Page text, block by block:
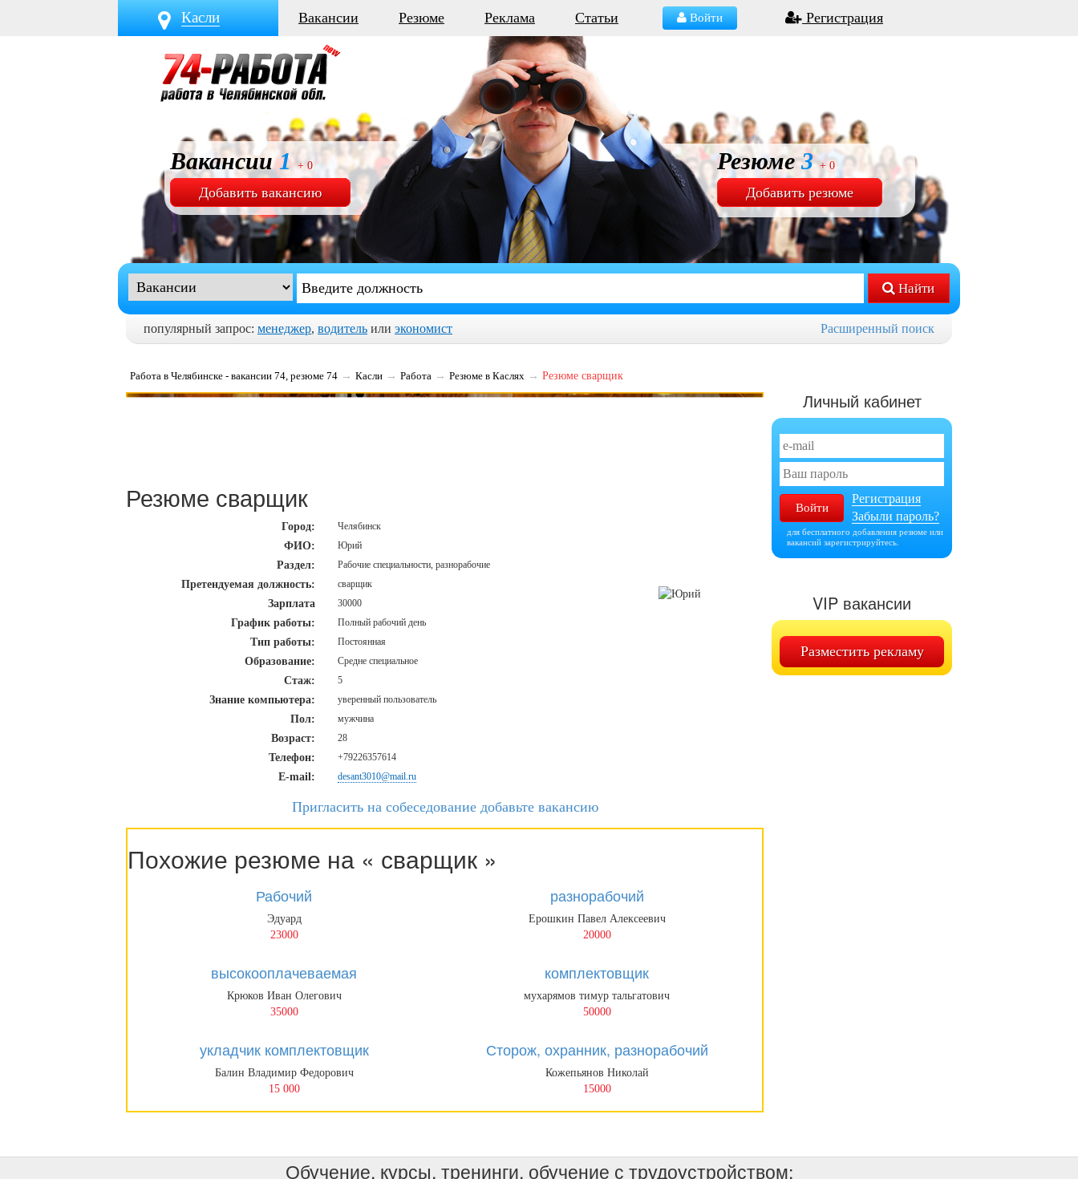
Касли Вакансии Резюме Реклама Статьи Войти Регистрация
Вакансии1+ 0
Добавить вакансию
Резюме3+ 0
Добавить резюме
Найти
популярный запрос: менеджер, водитель или экономист Расширенный поиск
Работа в Челябинске - вакансии 74, резюме 74 → Касли → Работа → Резюме в Каслях → Резюме сварщик
Резюме сварщик
Город: Челябинск
ФИО: Юрий
Раздел: Рабочие специальности, разнорабочие
Претендуемая должность: сварщик
Зарплата 30000
График работы: Полный рабочий день
Тип работы: Постоянная
Образование: Средне специальное
Стаж: 5
Знание компьютера: уверенный пользователь
Пол: мужчина
Возраст: 28
Телефон: +79226357614
E-mail: desant3010@mail.ru
Пригласить на собеседование добавьте вакансию
Похожие резюме на « сварщик »
Рабочий
Эдуард
23000
разнорабочий
Ерошкин Павел Алексеевич
20000
высокооплачеваемая
Крюков Иван Олегович
35000
комплектовщик
мухарямов тимур тальгатович
50000
укладчик комплектовщик
Балин Владимир Федорович
15 000
Сторож, охранник, разнорабочий
Кожепьянов Николай
15000
Личный кабинет
Регистрация
Забыли пароль?
для бесплатного добавления резюме или
вакансий зарегистрируйтесь.
VIP вакансии
Разместить рекламу
Обучение, курсы, тренинги, обучение с трудоустройством: